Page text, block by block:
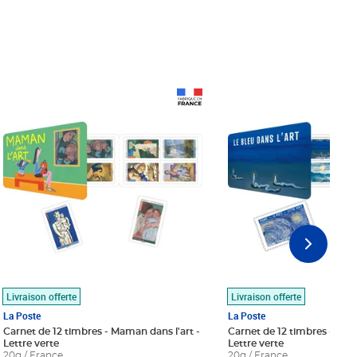
Livraison offerte
La Poste
Carnet de 12 timbres - Maman dans l'art -
Lettre verte
Livraison offerte
La Poste
Carnet de 12 timbres - Le
Lettre verte